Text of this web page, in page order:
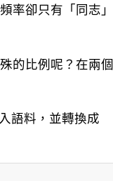
率卻只有「同志
的比例呢？在兩
語料，並轉換成